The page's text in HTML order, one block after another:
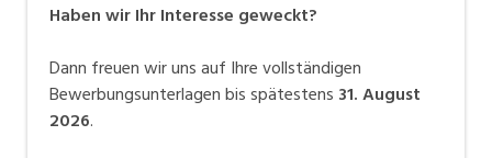
Haben wir Ihr Interesse geweckt?
Dann freuen wir uns auf Ihre vollständigen
Bewerbungsunterlagen bis spätestens 31. August
2026.